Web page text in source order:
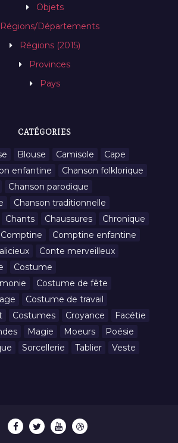
Objets
Régions/Départements
Régions (2015)
Provinces
Pays
CATÉGORIES
Blouse Camisole
Cape
enfantine
Chanson folklorique
Chanson parodique
Chanson traditionnelle
Chants Chaussures
Chronique
Comptine
Comptine enfantine
Conte merveilleux
Costume
Costume de fête
Costume de travail
Costumes Croyance
Facétie
Magie Moeurs
Poésie
Sorcellerie Tablier Veste